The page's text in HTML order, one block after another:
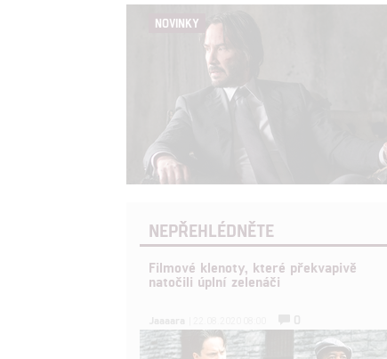
NOVINKY
NEPŘEHLÉDNĚTE
Filmové klenoty, které překvapivě
natočili úplní zelenáči